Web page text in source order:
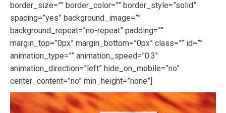
border_size=”” border_color=”” border_style=”solid”
spacing=”yes” background_image=””
background_repeat=”no-repeat” padding=””
margin_top=”0px” margin_bottom=”0px” class=”” id=””
animation_type=”” animation_speed=”0.3″
animation_direction=”left” hide_on_mobile=”no”
center_content=”no” min_height=”none”]